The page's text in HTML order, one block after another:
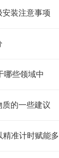
装注意事项
哪些领域中
的一些建议
精准计时赋能